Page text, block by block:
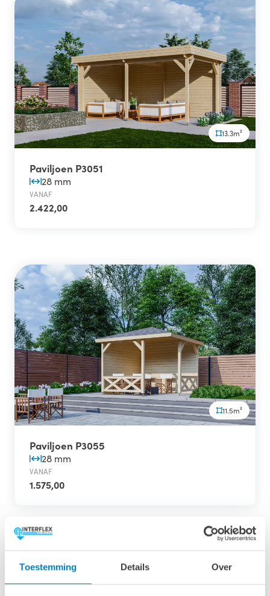
Toestemming Details Over
13.3m²
Paviljoen P3051
28 mm
VANAF
2.422,00
11.5m²
Paviljoen P3055
28 mm
VANAF
1.575,00